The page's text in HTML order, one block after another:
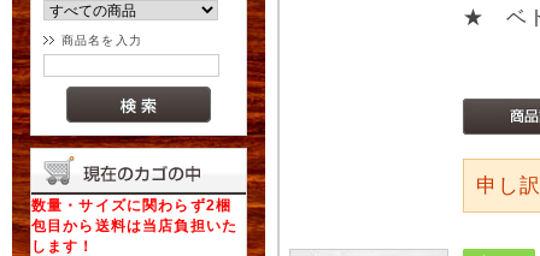
商品名を入力
数量・サイズに関わらず2梱
包目から送料は当店負担いた
します！
★ ベト
申し